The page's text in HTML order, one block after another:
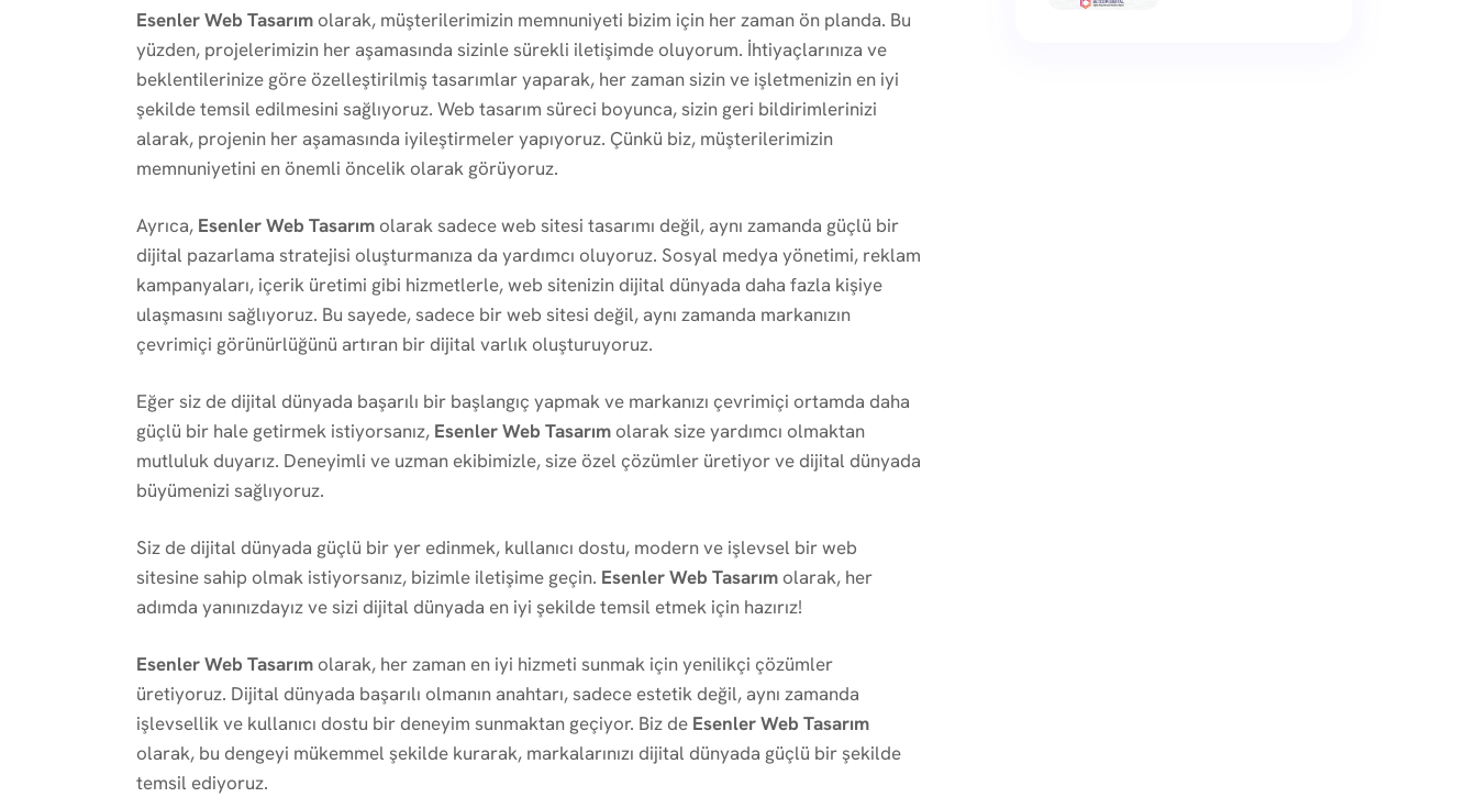
Esenler Web Tasarım olarak, müşterilerimizin memnuniyeti bizim için her zaman ön planda. Bu
yüzden, projelerimizin her aşamasında sizinle sürekli iletişimde oluyorum. İhtiyaçlarınıza ve
beklentilerinize göre özelleştirilmiş tasarımlar yaparak, her zaman sizin ve işletmenizin en iyi
şekilde temsil edilmesini sağlıyoruz. Web tasarım süreci boyunca, sizin geri bildirimlerinizi
alarak, projenin her aşamasında iyileştirmeler yapıyoruz. Çünkü biz, müşterilerimizin
memnuniyetini en önemli öncelik olarak görüyoruz.
Ayrıca, Esenler Web Tasarım olarak sadece web sitesi tasarımı değil, aynı zamanda güçlü bir
dijital pazarlama stratejisi oluşturmanıza da yardımcı oluyoruz. Sosyal medya yönetimi, reklam
kampanyaları, içerik üretimi gibi hizmetlerle, web sitenizin dijital dünyada daha fazla kişiye
ulaşmasını sağlıyoruz. Bu sayede, sadece bir web sitesi değil, aynı zamanda markanızın
çevrimiçi görünürlüğünü artıran bir dijital varlık oluşturuyoruz.
Eğer siz de dijital dünyada başarılı bir başlangıç yapmak ve markanızı çevrimiçi ortamda daha
güçlü bir hale getirmek istiyorsanız, Esenler Web Tasarım olarak size yardımcı olmaktan
mutluluk duyarız. Deneyimli ve uzman ekibimizle, size özel çözümler üretiyor ve dijital dünyada
büyümenizi sağlıyoruz.
Siz de dijital dünyada güçlü bir yer edinmek, kullanıcı dostu, modern ve işlevsel bir web
sitesine sahip olmak istiyorsanız, bizimle iletişime geçin. Esenler Web Tasarım olarak, her
adımda yanınızdayız ve sizi dijital dünyada en iyi şekilde temsil etmek için hazırız!
Esenler Web Tasarım olarak, her zaman en iyi hizmeti sunmak için yenilikçi çözümler
üretiyoruz. Dijital dünyada başarılı olmanın anahtarı, sadece estetik değil, aynı zamanda
işlevsellik ve kullanıcı dostu bir deneyim sunmaktan geçiyor. Biz de Esenler Web Tasarım
olarak, bu dengeyi mükemmel şekilde kurarak, markalarınızı dijital dünyada güçlü bir şekilde
temsil ediyoruz.